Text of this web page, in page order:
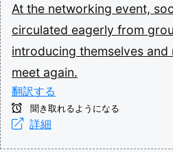
At the networking event,
circulated eagerly from
introducing themselves and
meet again.
翻訳する
聞き取れるようになる
詳細